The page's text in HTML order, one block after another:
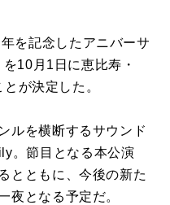
を記念したアニバーサ
10月1日に恵比寿・
が決定した。
ルを横断するサウンド
。節目となる本公演
とともに、今後の新た
夜となる予定だ。